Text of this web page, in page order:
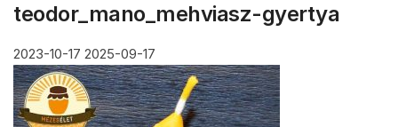
teodor_mano_mehviasz-gyertya
2023-10-17 2025-09-17